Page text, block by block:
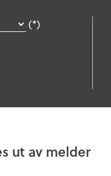
(*)
ut av melder